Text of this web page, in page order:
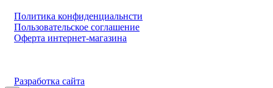
Политика конфиденциальнсти
Пользовательское соглашение
Оферта интернет-магазина
Разработка сайта